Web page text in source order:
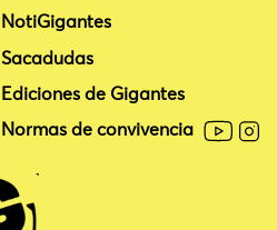
NotiGigantes
Sacadudas
Ediciones de Gigantes
Normas de convivencia